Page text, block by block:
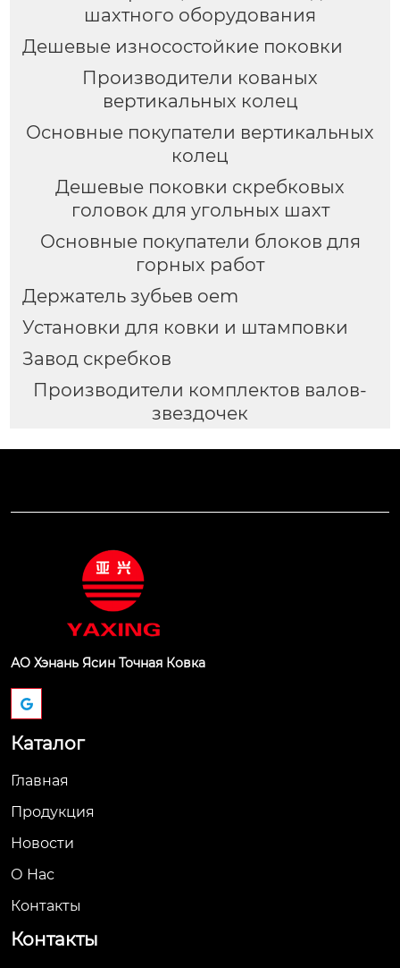
шахтного оборудования
Дешевые износостойкие поковки
Производители кованых
вертикальных колец
Основные покупатели вертикальных
колец
Дешевые поковки скребковых
головок для угольных шахт
Основные покупатели блоков для
горных работ
Держатель зубьев oem
Установки для ковки и штамповки
Завод скребков
Производители комплектов валов-
звездочек
АО Хэнань Ясин Точная Ковка
Каталог
Главная
Продукция
Новости
О Hас
Контакты
Контакты